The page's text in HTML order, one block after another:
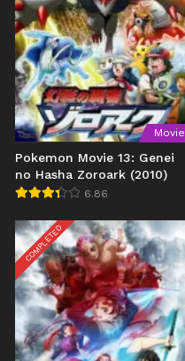
Movie
Pokemon Movie 13: Genei
no Hasha Zoroark (2010)
6.86
COMPLETED